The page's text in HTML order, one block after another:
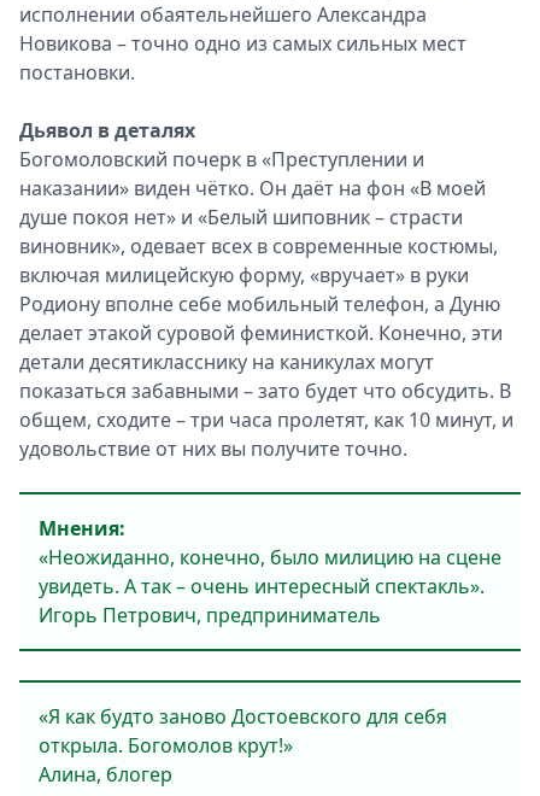
исполнении обаятельнейшего Александра
Новикова – точно одно из самых сильных мест
постановки.
Дьявол в деталях
Богомоловский почерк в «Преступлении и
наказании» виден чётко. Он даёт на фон «В моей
душе покоя нет» и «Белый шиповник – страсти
виновник», одевает всех в современные костюмы,
включая милицейскую форму, «вручает» в руки
Родиону вполне себе мобильный телефон, а Дуню
делает этакой суровой феминисткой. Конечно, эти
детали десятикласснику на каникулах могут
показаться забавными – зато будет что обсудить. В
общем, сходите – три часа пролетят, как 10 минут, и
удовольствие от них вы получите точно.
Мнения:
«Неожиданно, конечно, было милицию на сцене
увидеть. А так – очень интересный спектакль».
Игорь Петрович, предприниматель
«Я как будто заново Достоевского для себя
открыла. Богомолов крут!»
Алина, блогер